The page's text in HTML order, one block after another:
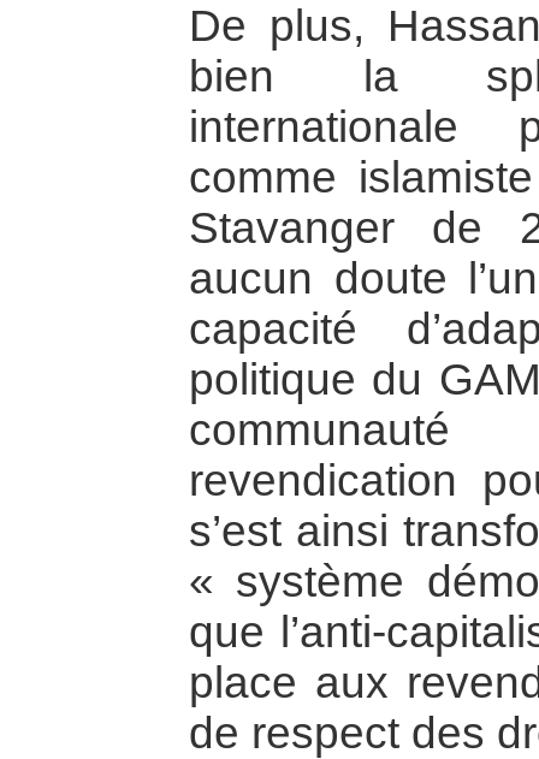
De plus,
bien la
internationale
comme
Stavanger de
aucun doute
capacité
politique du
communauté
revendication
s’est ainsi
« système
que l’anti-
place aux
de respect des